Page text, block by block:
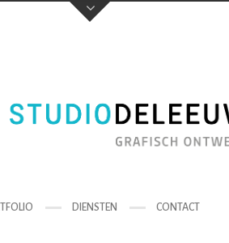
DIENSTEN CONTACT